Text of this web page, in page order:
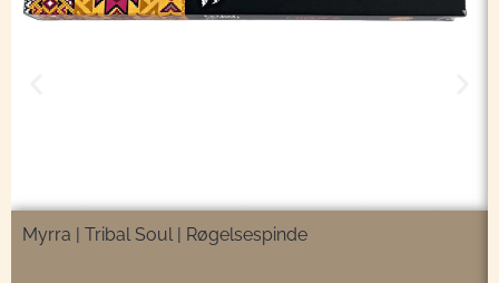
Myrra | Tribal Soul | Røgelsespinde